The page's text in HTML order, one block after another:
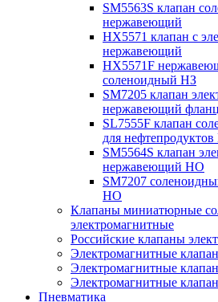
SM5563S клапан
нержавеющий
HX5571 клапан с
нержавеющий
HX5571F
соленоидный НЗ
SM7205 клапан
нержавеющий
SL7555F клапан
для
SM5564S клапан
нержавеющий НО
SM7207
НО
Клапаны миниатюрные
электромагнитные
Российские клапаны
Электромагнитные
Электромагнитные
Электромагнитные
Пневматика